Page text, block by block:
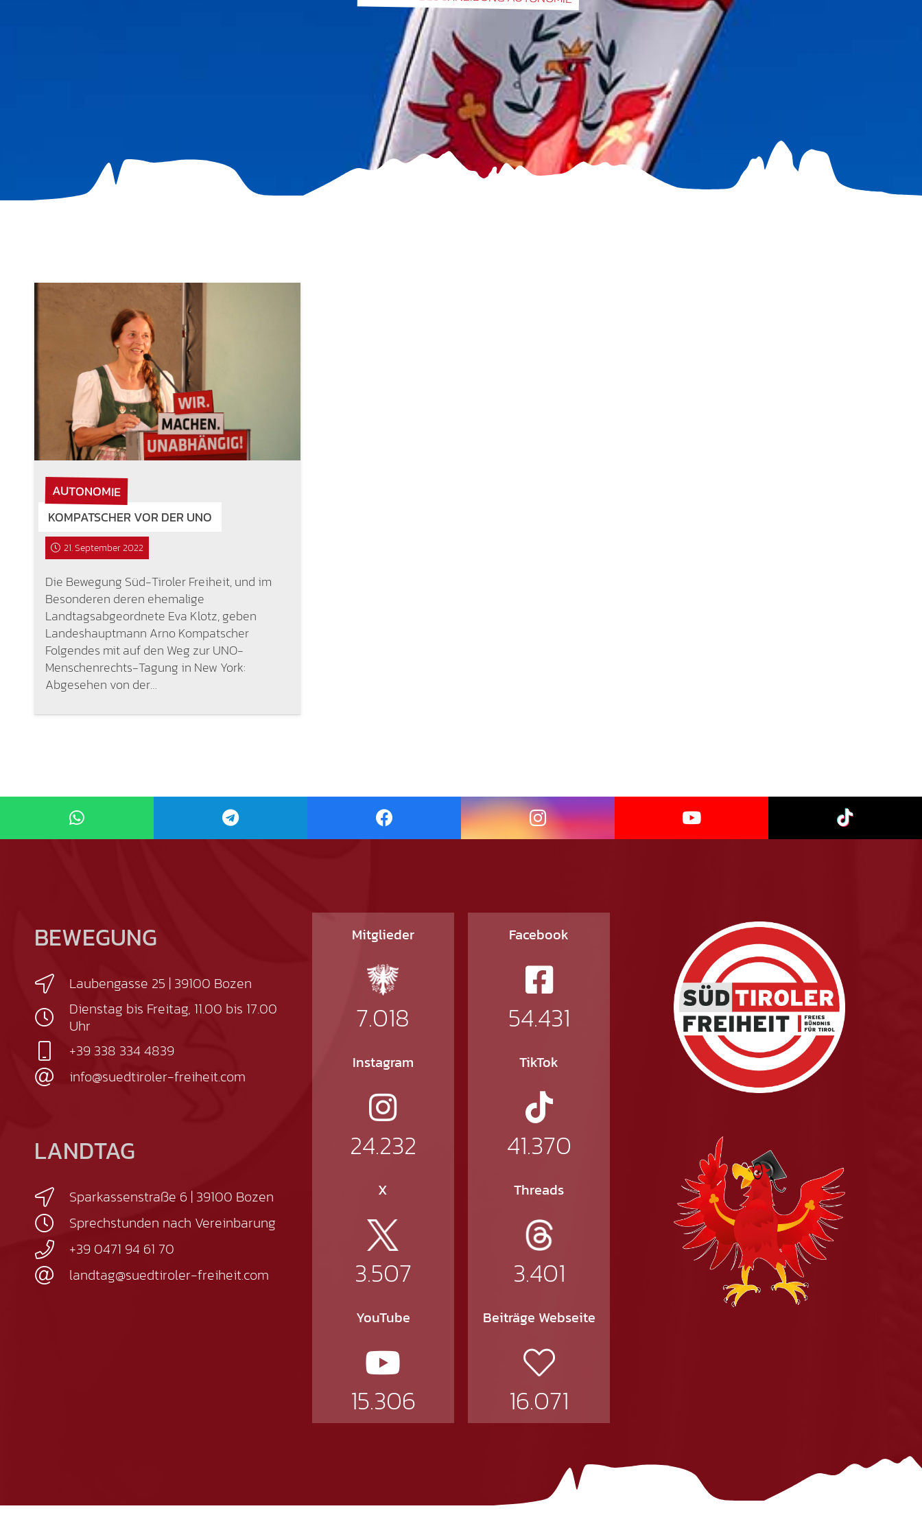
AUTONOMIE
KOMPATSCHER VOR DER UNO
21. September 2022
Die Bewegung Süd-Tiroler Freiheit, und im
Besonderen deren ehemalige
Landtagsabgeordnete Eva Klotz, geben
Landeshauptmann Arno Kompatscher
Folgendes mit auf den Weg zur UNO-
Menschenrechts-Tagung in New York:
Abgesehen von der…
BEWEGUNG
Laubengasse 25 | 39100 Bozen
Dienstag bis Freitag, 11.00 bis 17.00
Uhr
+39 338 334 4839
info@suedtiroler-freiheit.com
LANDTAG
Sparkassenstraße 6 | 39100 Bozen
Sprechstunden nach Vereinbarung
+39 0471 94 61 70
landtag@suedtiroler-freiheit.com
Mitglieder
7.018
Facebook
54.431
Instagram
24.232
TikTok
41.370
X
3.507
Threads
3.401
YouTube
15.306
Beiträge Webseite
16.071